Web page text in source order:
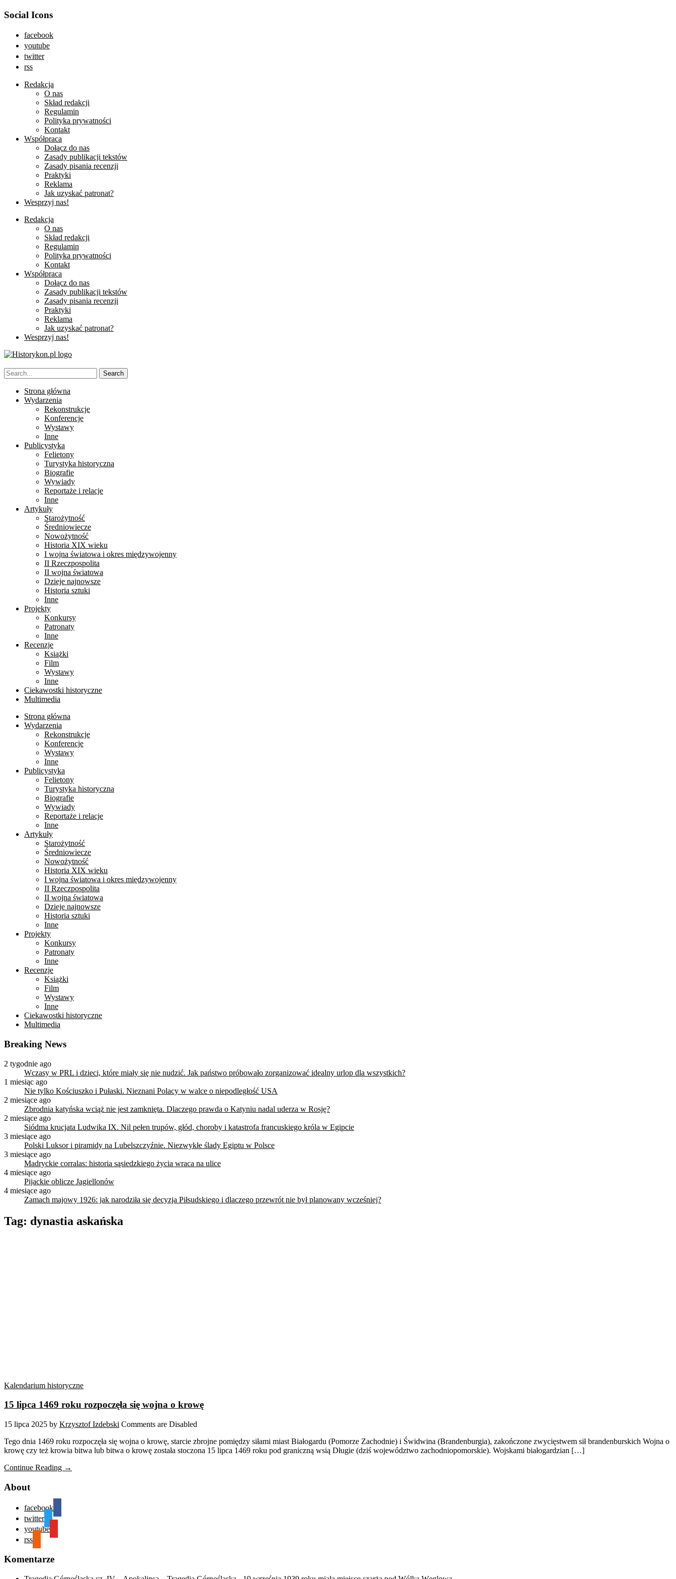
Social Icons
facebook
youtube
twitter
rss
Redakcja
O nas
Skład redakcji
Regulamin
Polityka prywatności
Kontakt
Współpraca
Dołącz do nas
Zasady publikacji tekstów
Zasady pisania recenzji
Praktyki
Reklama
Jak uzyskać patronat?
Wesprzyj nas!
Redakcja
O nas
Skład redakcji
Regulamin
Polityka prywatności
Kontakt
Współpraca
Dołącz do nas
Zasady publikacji tekstów
Zasady pisania recenzji
Praktyki
Reklama
Jak uzyskać patronat?
Wesprzyj nas!
Strona główna
Wydarzenia
Rekonstrukcje
Konferencje
Wystawy
Inne
Publicystyka
Felietony
Turystyka historyczna
Biografie
Wywiady
Reportaże i relacje
Inne
Artykuły
Starożytność
Średniowiecze
Nowożytność
Historia XIX wieku
I wojna światowa i okres międzywojenny
II Rzeczpospolita
II wojna światowa
Dzieje najnowsze
Historia sztuki
Inne
Projekty
Konkursy
Patronaty
Inne
Recenzje
Książki
Film
Wystawy
Inne
Ciekawostki historyczne
Multimedia
Strona główna
Wydarzenia
Rekonstrukcje
Konferencje
Wystawy
Inne
Publicystyka
Felietony
Turystyka historyczna
Biografie
Wywiady
Reportaże i relacje
Inne
Artykuły
Starożytność
Średniowiecze
Nowożytność
Historia XIX wieku
I wojna światowa i okres międzywojenny
II Rzeczpospolita
II wojna światowa
Dzieje najnowsze
Historia sztuki
Inne
Projekty
Konkursy
Patronaty
Inne
Recenzje
Książki
Film
Wystawy
Inne
Ciekawostki historyczne
Multimedia
Breaking News
2 tygodnie ago
Wczasy w PRL i dzieci, które miały się nie nudzić. Jak państwo próbowało zorganizować idealny urlop dla wszystkich?
1 miesiąc ago
Nie tylko Kościuszko i Pułaski. Nieznani Polacy w walce o niepodległość USA
2 miesiące ago
Zbrodnia katyńska wciąż nie jest zamknięta. Dlaczego prawda o Katyniu nadal uderza w Rosję?
2 miesiące ago
Siódma krucjata Ludwika IX. Nil pełen trupów, głód, choroby i katastrofa francuskiego króla w Egipcie
3 miesiące ago
Polski Luksor i piramidy na Lubelszczyźnie. Niezwykłe ślady Egiptu w Polsce
3 miesiące ago
Madryckie corralas: historia sąsiedzkiego życia wraca na ulice
4 miesiące ago
Pijackie oblicze Jagiellonów
4 miesiące ago
Zamach majowy 1926: jak narodziła się decyzja Piłsudskiego i dlaczego przewrót nie był planowany wcześniej?
Tag: dynastia askańska
Kalendarium historyczne
15 lipca 1469 roku rozpoczęła się wojna o krowę
15 lipca 2025 by Krzysztof Izdebski Comments are Disabled
Tego dnia 1469 roku rozpoczęła się wojna o krowę, starcie zbrojne pomiędzy siłami miast Białogardu (Pomorze Zachodnie) i Świdwina (Brandenburgia), zakończone zwycięstwem sił brandenburskich Wojna o
krowę czy też krowia bitwa lub bitwa o krowę została stoczona 15 lipca 1469 roku pod graniczną wsią Długie (dziś województwo zachodniopomorskie). Wojskami białogardzian […]
Continue Reading →
About
facebook
twitter
youtube
rss
Komentarze